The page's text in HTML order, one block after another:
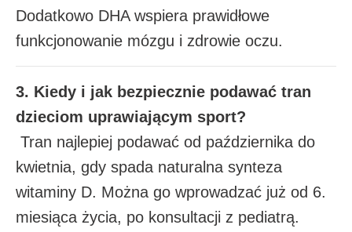
Dodatkowo DHA wspiera prawidłowe
funkcjonowanie mózgu i zdrowie oczu.
3. Kiedy i jak bezpiecznie podawać tran
dzieciom uprawiającym sport?
Tran najlepiej podawać od października do
kwietnia, gdy spada naturalna synteza
witaminy D. Można go wprowadzać już od 6.
miesiąca życia, po konsultacji z pediatrą.